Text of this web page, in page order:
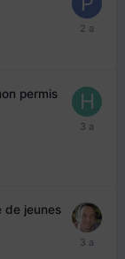
permis
de jeunes